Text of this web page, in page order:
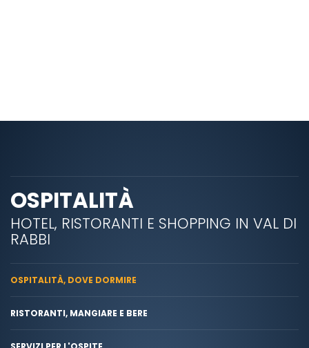
OSPITALITÀ
HOTEL, RISTORANTI E SHOPPING IN VAL DI
RABBI
OSPITALITÀ, DOVE DORMIRE
RISTORANTI, MANGIARE E BERE